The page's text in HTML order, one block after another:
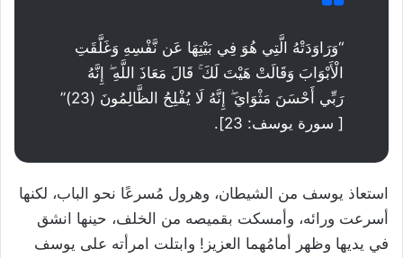
“وَرَاوَدَتْهُ الَّتِي هُوَ فِي بَيْتِهَا عَن نَّفْسِهِ وَغَلَّقَتِ
الْأَبْوَابَ وَقَالَتْ هَيْتَ لَكَ ۚ قَالَ مَعَاذَ اللَّهِ ۖ إِنَّهُ
رَبِّي أَحْسَنَ مَثْوَايَ ۖ إِنَّهُ لَا يُفْلِحُ الظَّالِمُونَ (23)”
[ سورة يوسف: 23].
استعاذ يوسف من الشيطان، وهرول مُسرعًا نحو الباب، لكنها
أسرعت ورائه، وأمسكت بقميصه من الخلف، حينها انشق
في يديها وظهر أمامُهما العزيز! وابتلت امرأته على يوسف